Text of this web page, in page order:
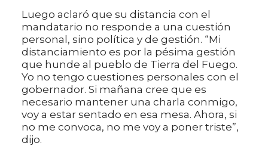
Luego aclaró que su distancia con el
mandatario no responde a una cuestión
personal, sino política y de gestión. “Mi
distanciamiento es por la pésima gestión
que hunde al pueblo de Tierra del Fuego.
Yo no tengo cuestiones personales con el
gobernador. Si mañana cree que es
necesario mantener una charla conmigo,
voy a estar sentado en esa mesa. Ahora, si
no me convoca, no me voy a poner triste”,
dijo.